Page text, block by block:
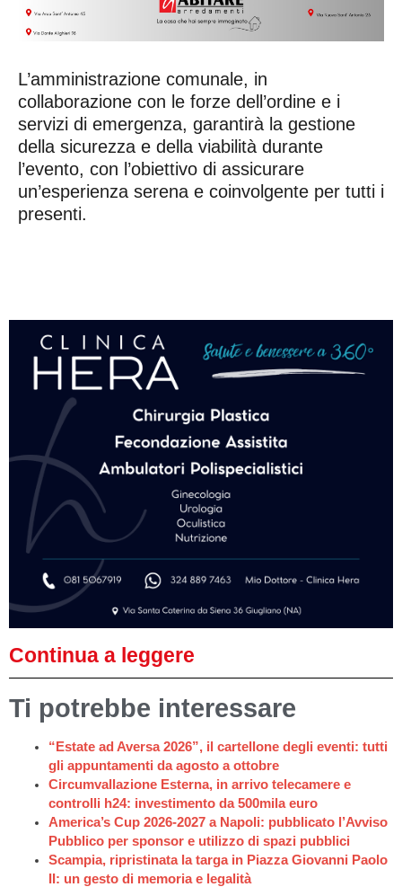
L’amministrazione comunale, in
collaborazione con le forze dell’ordine e i
servizi di emergenza, garantirà la gestione
della sicurezza e della viabilità durante
l’evento, con l’obiettivo di assicurare
un’esperienza serena e coinvolgente per tutti i
presenti.
Continua a leggere
Ti potrebbe interessare
“Estate ad Aversa 2026”, il cartellone degli eventi: tutti
gli appuntamenti da agosto a ottobre
Circumvallazione Esterna, in arrivo telecamere e
controlli h24: investimento da 500mila euro
America’s Cup 2026-2027 a Napoli: pubblicato l’Avviso
Pubblico per sponsor e utilizzo di spazi pubblici
Scampia, ripristinata la targa in Piazza Giovanni Paolo
II: un gesto di memoria e legalità